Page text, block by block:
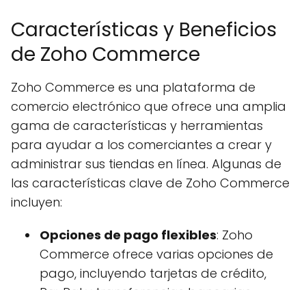
Características y Beneficios
de Zoho Commerce
Zoho Commerce es una plataforma de
comercio electrónico que ofrece una amplia
gama de características y herramientas
para ayudar a los comerciantes a crear y
administrar sus tiendas en línea. Algunas de
las características clave de Zoho Commerce
incluyen:
Opciones de pago flexibles: Zoho
Commerce ofrece varias opciones de
pago, incluyendo tarjetas de crédito,